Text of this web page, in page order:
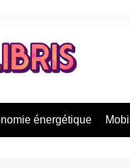
énergétique